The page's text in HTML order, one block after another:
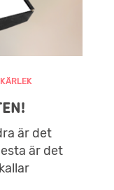
är det
är det